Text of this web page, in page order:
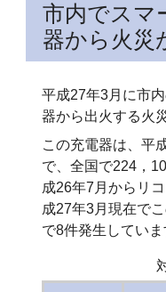
市内でスマ
器から火災
平成27年3月に市
器から出火する火
この充電器は、平
で、全国で224，
成26年7月からリ
成27年3月現在で
で8件発生していま